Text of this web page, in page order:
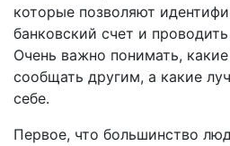
которые позволяют
банковский счет и
Очень важно понимать,
сообщать другим, а какие
себе.
Первое, что большинство